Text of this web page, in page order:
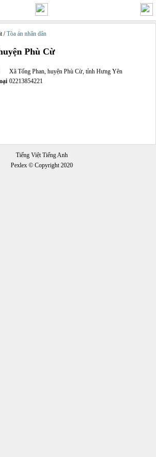
/Tòa án nhân dân
Phù Cừ
Xã Tống Phan, huyện Phù Cừ, tỉnh Hưng Yên
02213854221
Tiếng Việt Tiếng Anh
Pexlex © Copyright 2020